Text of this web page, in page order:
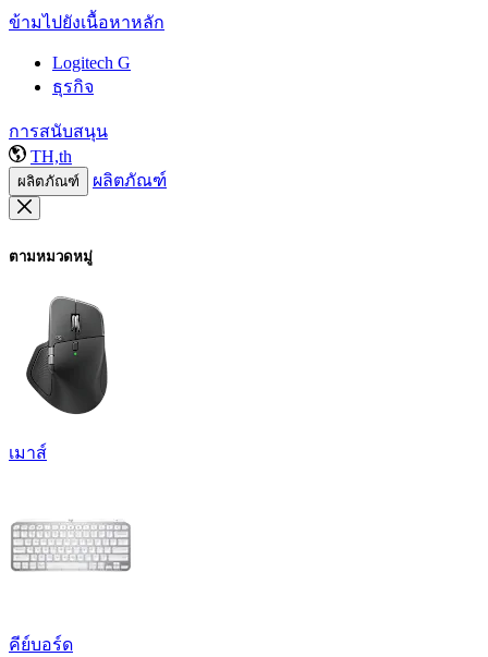
ข้ามไปยังเนื้อหาหลัก
Logitech G
ธุรกิจ
การสนับสนุน
TH,th
ผลิตภัณฑ์ ผลิตภัณฑ์
ตามหมวดหมู่
เมาส์
คีย์บอร์ด